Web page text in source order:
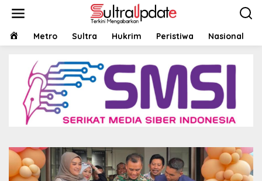
HOMEMetro Sultra Hukrim Peristiwa Nasional